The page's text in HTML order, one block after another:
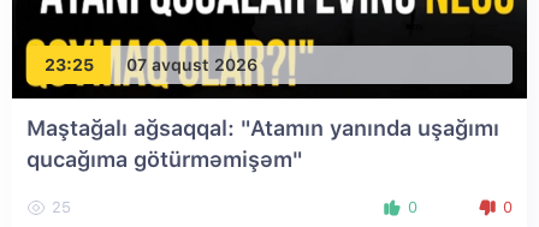
23:25 07 avqust 2026
Maştağalı ağsaqqal: "Atamın yanında uşağımı
qucağıma götürməmişəm"
25 0 0